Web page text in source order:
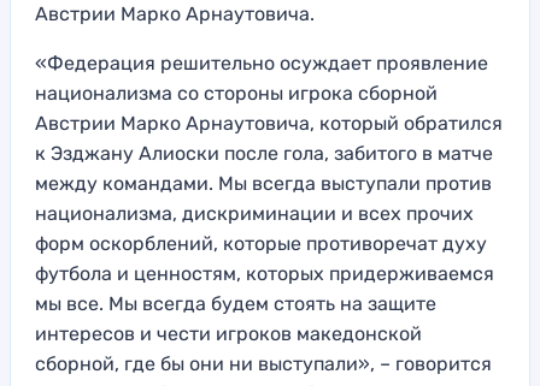
Австрии Марко Арнаутовича.
«Федерация решительно осуждает проявление
национализма со стороны игрока сборной
Австрии Марко Арнаутовича, который обратился
к Эзджану Алиоски после гола, забитого в матче
между командами. Мы всегда выступали против
национализма, дискриминации и всех прочих
форм оскорблений, которые противоречат духу
футбола и ценностям, которых придерживаемся
мы все. Мы всегда будем стоять на защите
интересов и чести игроков македонской
сборной, где бы они ни выступали», – говорится